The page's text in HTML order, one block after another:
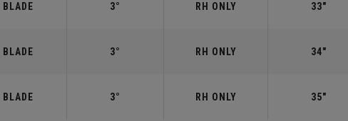
BLADE 3° RH ONLY 33"
BLADE 3° RH ONLY 34"
BLADE 3° RH ONLY 35"